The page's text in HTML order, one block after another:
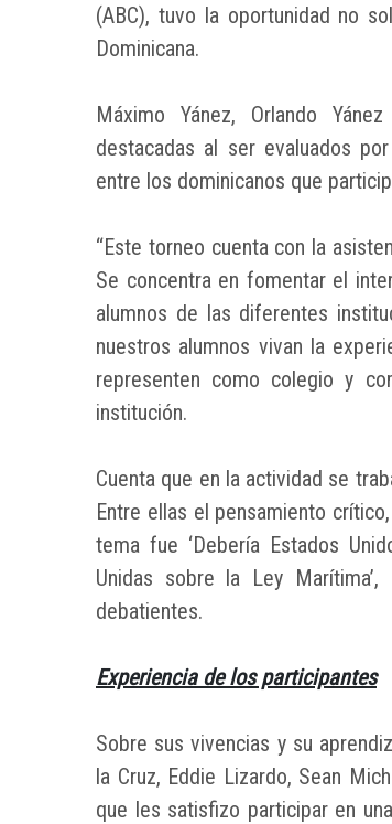
(ABC), tuvo la oportunidad no
Dominicana.
Máximo Yánez, Orlando
destacadas al ser evaluados
entre los dominicanos que
“Este torneo cuenta con la
Se concentra en fomentar el
alumnos de las diferentes
nuestros alumnos vivan la
representen como colegio y
institución.
Cuenta que en la actividad se
Entre ellas el pensamiento
tema fue ‘Debería Estados
Unidas sobre la Ley
debatientes.
Experiencia de los participantes
Sobre sus vivencias y su
la Cruz, Eddie Lizardo, Sean
que les satisfizo participar en